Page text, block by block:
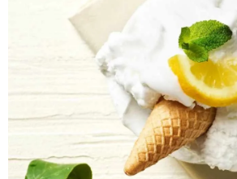
DO KUCHYNĚ
DÁRKOVÉ POUKAZY